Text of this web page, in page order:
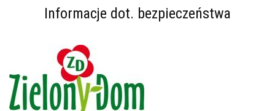
Informacje dot. bezpieczeństwa